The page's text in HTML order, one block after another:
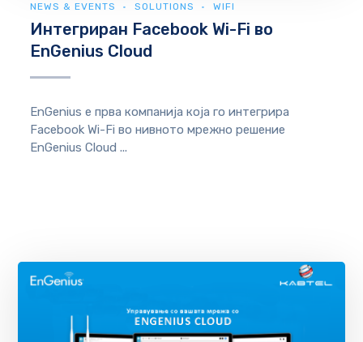
NEWS & EVENTS SOLUTIONS WIFI
Интегриран Facebook Wi-Fi во
EnGenius Cloud
EnGenius е прва компанија која го интегрира
Facebook Wi-Fi во нивното мрежно решение
EnGenius Cloud ...